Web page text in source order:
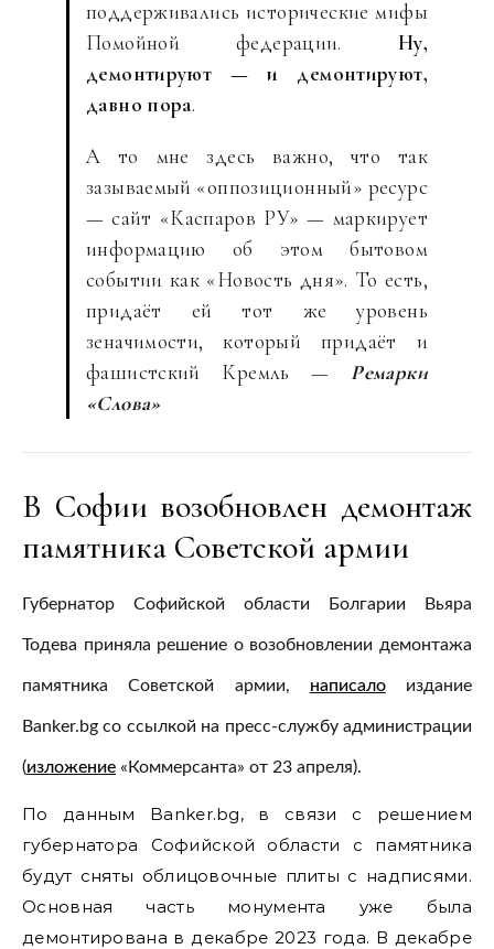
поддерживались исторические мифы
Помойной федерации. Ну,
демонтируют — и демонтируют,
давно пора.
А то мне здесь важно, что так
зазываемый «оппозиционный» ресурс
— сайт «Каспаров РУ» — маркирует
информацию об этом бытовом
событии как «Новость дня». То есть,
придаёт ей тот же уровень
зеначимости, который придаёт и
фашистский Кремль — Ремарки
«Слова»
В Софии возобновлен демонтаж
памятника Советской армии
Губернатор Софийской области Болгарии Вьяра
Тодева приняла решение о возобновлении демонтажа
памятника Советской армии, написалоиздание
Banker.bg со ссылкой на пресс-службу администрации
(изложение «Коммерсанта» от 23 апреля).
По данным Banker.bg, в связи с решением
губернатора Софийской области с памятника
будут сняты облицовочные плиты с надписями.
Основная часть монумента уже была
демонтирована в декабре 2023 года. В декабре